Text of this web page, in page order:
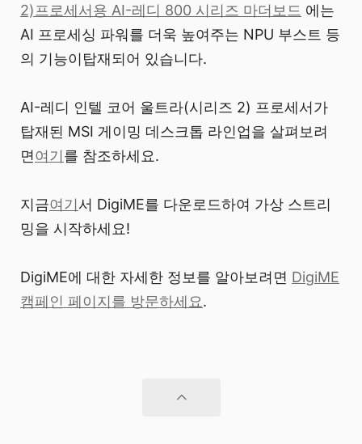
2)프로세서용 AI-레디 800 시리즈 마더보드 에는
AI 프로세싱 파워를 더욱 높여주는 NPU 부스트 등
의 기능이탑재되어 있습니다.
AI-레디 인텔 코어 울트라(시리즈 2) 프로세서가
탑재된 MSI 게이밍 데스크톱 라인업을 살펴보려
면여기를 참조하세요.
지금여기서 DigiME를 다운로드하여 가상 스트리
밍을 시작하세요!
DigiME에 대한 자세한 정보를 알아보려면 DigiME
캠페인 페이지를 방문하세요.